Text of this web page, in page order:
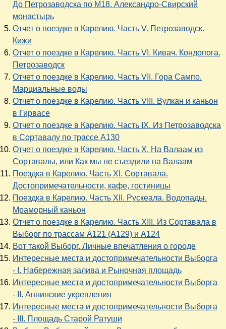
До Петрозаводска по М18. Александро-Свирский
монастырь
Отчет о поездке в Карелию. Часть V. Петрозаводск.
Кижи
Отчет о поездке в Карелию. Часть VI. Кивач. Кондопога.
Петрозаводск
Отчет о поездке в Карелию. Часть VII. Гора Сампо.
Марциальные воды
Отчет о поездке в Карелию. Часть VIII. Вулкан и каньон
в Гирвасе
Отчет о поездке в Карелию. Часть IX. Из Петрозаводска
в Сортавалу по трассе А130
Отчет о поездке в Карелию. Часть X. На Валаам из
Сортавалы, или Как мы не съездили на Валаам
Поездка в Карелию. Часть XI. Сортавала.
Достопримечательности, кафе, гостиницы
Поездка в Карелию. Часть XII. Рускеала. Водопады.
Мраморный каньон
Отчет о поездке в Карелию. Часть XIII. Из Сортавала в
Выборг по трассам А121 (А129) и А124
Вот такой Выборг. Личные впечатления о городе
Интересные места и достопримечательности Выборга
- I. Набережная залива и Рыночная площадь
Интересные места и достопримечательности Выборга
- II. Аннинские укрепления
Интересные места и достопримечательности Выборга
- III. Площадь Старой Ратуши